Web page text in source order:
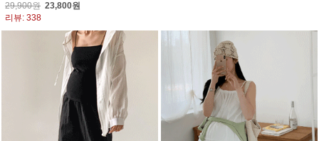
29,900원 23,800원
리뷰: 338